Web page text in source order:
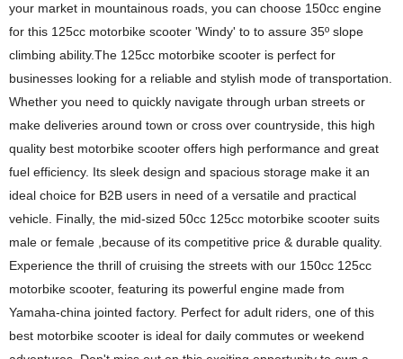
your market in mountainous roads, you can choose 150cc engine
for this 125cc motorbike scooter 'Windy' to to assure 35º slope
climbing ability.The 125cc motorbike scooter is perfect for
businesses looking for a reliable and stylish mode of transportation.
Whether you need to quickly navigate through urban streets or
make deliveries around town or cross over countryside, this high
quality best motorbike scooter offers high performance and great
fuel efficiency. Its sleek design and spacious storage make it an
ideal choice for B2B users in need of a versatile and practical
vehicle. Finally, the mid-sized 50cc 125cc motorbike scooter suits
male or female ,because of its competitive price & durable quality.
Experience the thrill of cruising the streets with our 150cc 125cc
motorbike scooter, featuring its powerful engine made from
Yamaha-china jointed factory. Perfect for adult riders, one of this
best motorbike scooter is ideal for daily commutes or weekend